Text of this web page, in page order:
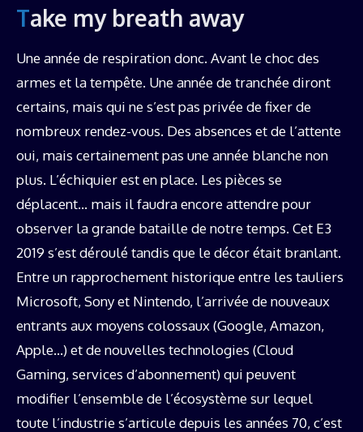
Take my breath away
Une année de respiration donc. Avant le choc des
armes et la tempête. Une année de tranchée diront
certains, mais qui ne s’est pas privée de fixer de
nombreux rendez-vous. Des absences et de l’attente
oui, mais certainement pas une année blanche non
plus. L’échiquier est en place. Les pièces se
déplacent… mais il faudra encore attendre pour
observer la grande bataille de notre temps. Cet E3
2019 s’est déroulé tandis que le décor était branlant.
Entre un rapprochement historique entre les tauliers
Microsoft, Sony et Nintendo, l’arrivée de nouveaux
entrants aux moyens colossaux (Google, Amazon,
Apple…) et de nouvelles technologies (Cloud
Gaming, services d’abonnement) qui peuvent
modifier l’ensemble de l’écosystème sur lequel
toute l’industrie s’articule depuis les années 70, c’est